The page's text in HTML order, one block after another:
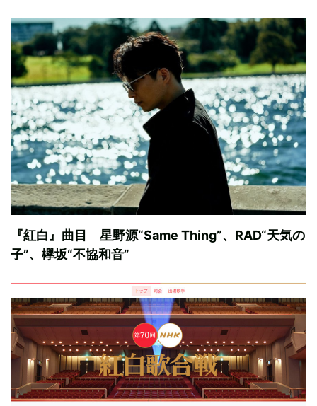
『紅白』曲目 星野源“Same Thing”、RAD“天気の
子”、欅坂“不協和音”